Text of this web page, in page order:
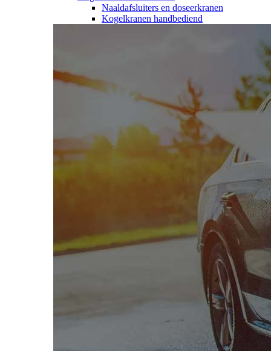
Naaldafsluiters en doseerkranen
Kogelkranen handbediend